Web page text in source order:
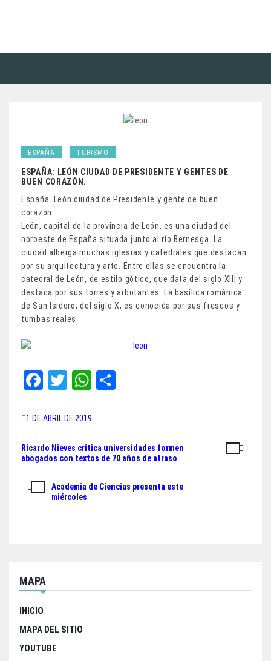
ESPAÑA TURISMO
ESPAÑA: LEÓN CIUDAD DE PRESIDENTE Y GENTES DE
BUEN CORAZÓN.
España: León ciudad de Presidente y gente de buen
corazón.
León, capital de la provincia de León, es una ciudad del
noroeste de España situada junto al río Bernesga. La
ciudad alberga muchas iglesias y catedrales que destacan
por su arquitectura y arte. Entre ellas se encuentra la
catedral de León, de estilo gótico, que data del siglo XIII y
destaca por sus torres y arbotantes. La basílica románica
de San Isidoro, del siglo X, es conocida por sus frescos y
tumbas reales.
Fa
bo
ok
T
tt
W
A
pp
1 DE ABRIL DE 2019
Navegación
entradas
Ricardo Nieves critica universidades formen
abogados con textos de 70 años de atraso
Academia de Ciencias presenta este
miércoles
MAPA
INICIO
MAPA DEL SITIO
YOUTUBE